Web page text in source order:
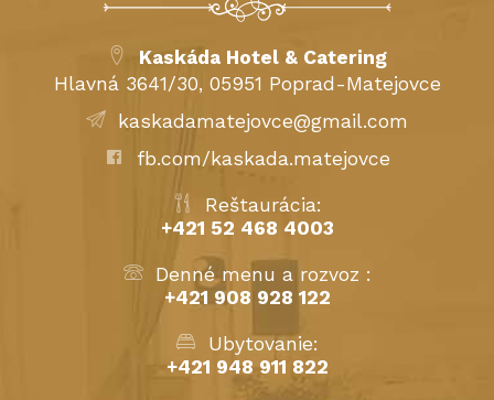
Kaskáda Hotel & Catering
Hlavná 3641/30, 05951 Poprad-Matejovce
kaskadamatejovce@gmail.com
fb.com/kaskada.matejovce
Reštaurácia:
+421 52 468 4003
Denné menu a rozvoz :
+421 908 928 122
Ubytovanie:
+421 948 911 822